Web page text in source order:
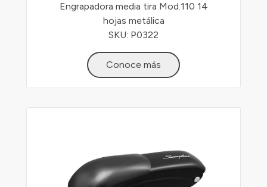
Engrapadora media tira Mod.110 14
hojas metálica
SKU: P0322
Conoce más